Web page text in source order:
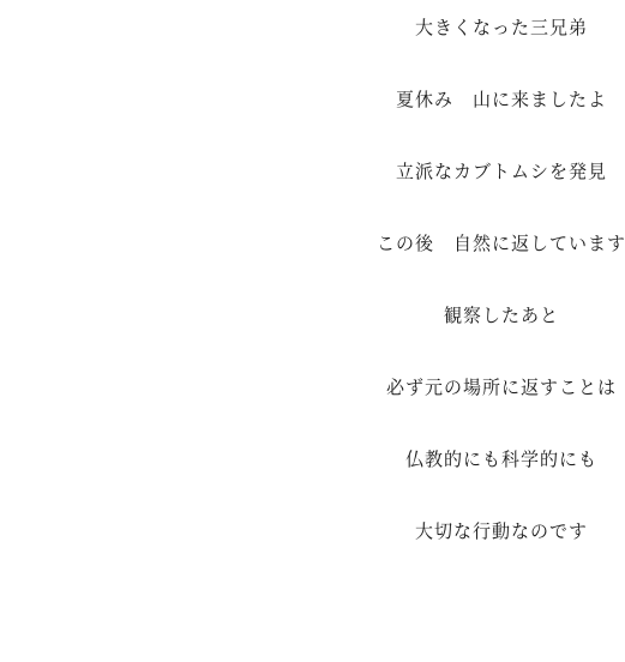
大きくなった三兄弟
夏休み 山に来ましたよ
立派なカブトムシを発見
この後 自然に返しています
観察したあと
必ず元の場所に返すことは
仏教的にも科学的にも
大切な行動なのです